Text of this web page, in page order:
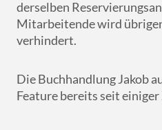
derselben
Mitarbeitende wird
verhindert.
Die Buchhandlung Jakob
Feature bereits seit